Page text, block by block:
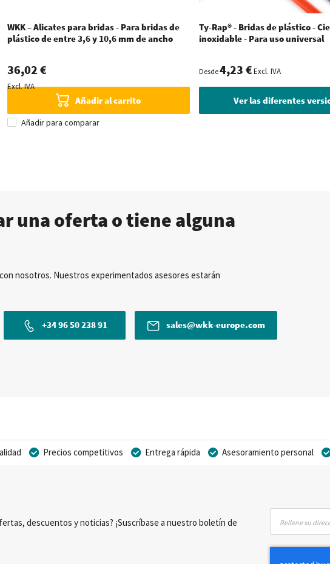
WKK – Alicates para bridas - Para bridas de
plástico de entre 3,6 y 10,6 mm de ancho
36,02 €
Excl. IVA
Añadir al carrito
Añadir para comparar
Ty-Rap® - Bridas de plástico -
inoxidable - Para uso universal
Desde4,23 €Excl. IVA
Ver las diferentes
una oferta o tiene alguna
nosotros. Nuestros experimentados asesores estarán
+34 96 50 238 91 sales@wkk-europe.com
Precios competitivos Entrega rápida
Asesoramiento personal
descuentos y noticias? ¡Suscríbase a nuestro boletín de
nuestro
boletín